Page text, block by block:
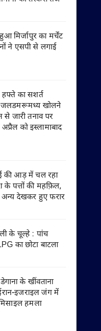
मिर्जापुर का मर्चेंट
ने एसपी से लगाई
हफ्ते का सशर्त
जलडमरूमध्य खोलने
से जारी तनाव पर
को इस्लामाबाद
की आड़ में चल रहा
पत्तों की महफ़िल,
देखकर हुए फरार
के चूल्हे : पांच
का छोटा बाटला
के खींवताना
इजराइल जंग में
हमला